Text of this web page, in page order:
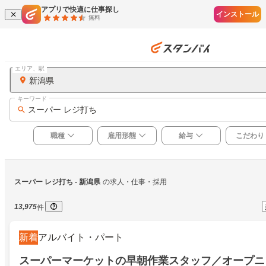
アプリで快適に仕事探し
無料 インストール
新潟県
エリア、駅
スーパー レジ打ち
キーワード
職種 雇用形態 給与 こだわり
スーパー レジ打ち - 新潟県 の求人・仕事・採用
13,975件
新着アルバイト・パート
スーパーマーケットの早朝作業スタッフ／オープ